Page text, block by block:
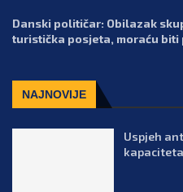
Danski političar: Obilazak
turistička posjeta, moraću
NAJNOVIJE
Uspjeh